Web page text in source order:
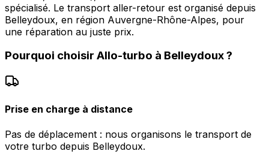
spécialisé. Le transport aller-retour est organisé depuis
Belleydoux, en région Auvergne-Rhône-Alpes, pour
une réparation au juste prix.
Pourquoi choisir Allo-turbo à Belleydoux?
Prise en charge à distance
Pas de déplacement : nous organisons le transport de
votre turbo depuis Belleydoux.